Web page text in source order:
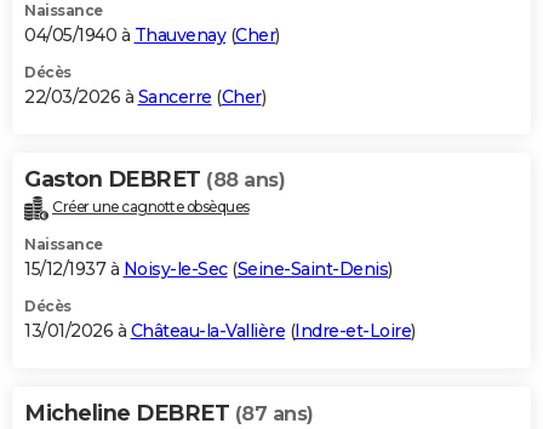
Naissance
04/05/1940 à Thauvenay(Cher)
Décès
22/03/2026 à Sancerre (Cher)
Gaston DEBRET (88 ans)
Créer une cagnotte obsèques
Naissance
15/12/1937 à Noisy-le-Sec(Seine-Saint-Denis)
Décès
13/01/2026 à Château-la-Vallière (Indre-et-Loire)
Micheline DEBRET (87 ans)